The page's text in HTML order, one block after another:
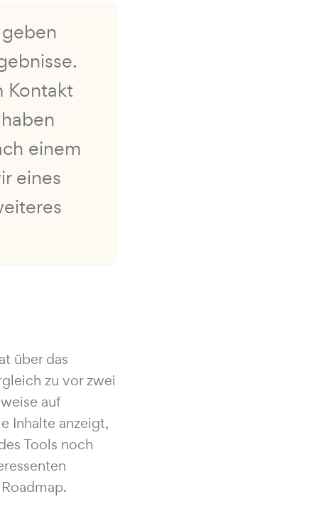
Kontakt
einem
eines
über das
zu vor zwei
auf
Inhalte anzeigt,
Tools noch